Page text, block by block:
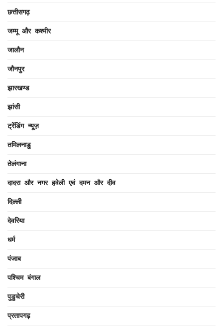
छत्तीसगढ़
जम्मू और कश्मीर
जालौन
जौनपुर
झारखण्ड
झांसी
ट्रेंडिंग न्यूज़
तमिलनाडु
तेलंगाना
दादरा और नगर हवेली एवं दमन और दीव
दिल्ली
देवरिया
धर्म
पंजाब
पश्चिम बंगाल
पुडुचेरी
प्रतापगढ़